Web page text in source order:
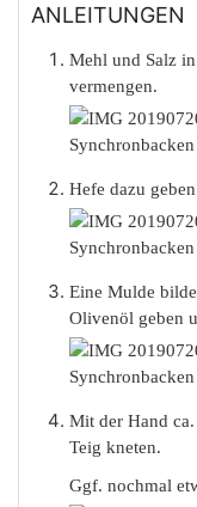
ANLEITUNGEN
Mehl und Salz
vermengen.
Hefe dazu
Eine Mulde
Olivenöl geben
Mit der Hand
Teig kneten.
Ggf. nochmal